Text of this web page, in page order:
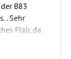
B83
. Sehr
Flair, da